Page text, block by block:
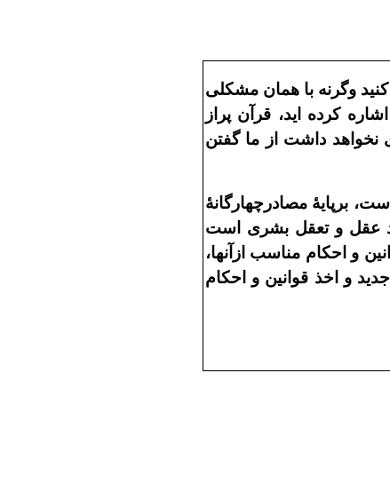
وگرنه با همان مشکلى
کرده ايد، قرآن پراز
نخواهد داشت از ما گفتن
برپايۀ مصادرچهارگانۀ
عقل و تعقل بشرى است
و احکام مناسب ازآنها،
و اخذ قوانين و احکام